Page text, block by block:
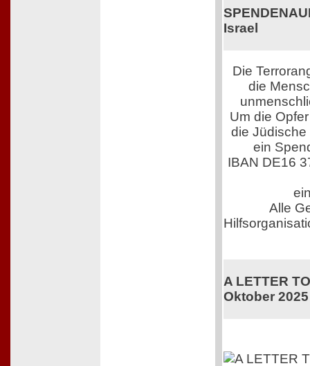
Israel
Die
die
Um die
die
ein
IBAN DE16
Alle
A LETTER
Oktober 2025